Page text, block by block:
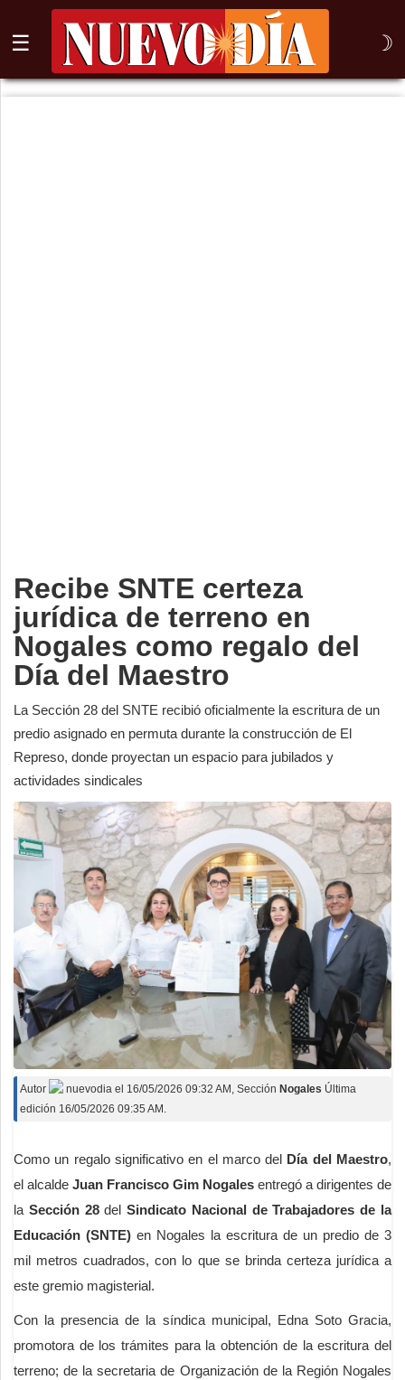
☰ ☽
⌕
Recibe SNTE certeza
jurídica de terreno en
Nogales como regalo del
Día del Maestro
La Sección 28 del SNTE recibió oficialmente la escritura de un
predio asignado en permuta durante la construcción de El
Represo, donde proyectan un espacio para jubilados y
actividades sindicales
Autor nuevodia el 16/05/2026 09:32 AM , Sección Nogales Última
edición 16/05/2026 09:35 AM.
Como un regalo significativo en el marco del Día del Maestro,
el alcalde Juan Francisco Gim Nogales entregó a dirigentes de
la Sección 28delSindicato Nacional de Trabajadores de la
Educación (SNTE) en Nogales la escritura de un predio de 3
mil metros cuadrados, con lo que se brinda certeza jurídica a
este gremio magisterial.
Con la presencia de la síndica municipal, Edna Soto Gracia,
promotora de los trámites para la obtención de la escritura del
terreno; de la secretaria de Organización de la Región Nogales